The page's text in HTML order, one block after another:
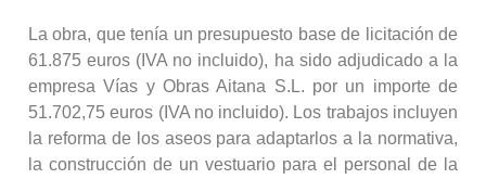
La obra, que tenía un presupuesto base de licitación de
61.875 euros (IVA no incluido), ha sido adjudicado a la
empresa Vías y Obras Aitana S.L. por un importe de
51.702,75 euros (IVA no incluido). Los trabajos incluyen
la reforma de los aseos para adaptarlos a la normativa,
la construcción de un vestuario para el personal de la